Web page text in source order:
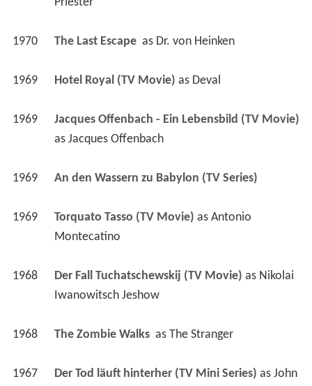
Priester
1970 The Last Escape as Dr. von Heinken
1969 Hotel Royal (TV Movie) as Deval
1969
Jacques Offenbach - Ein Lebensbild (TV Movie)
as Jacques Offenbach
1969 An den Wassern zu Babylon (TV Series)
1969 Torquato Tasso (TV Movie) as Antonio
Montecatino
1968 Der Fall Tuchatschewskij (TV Movie) as Nikolai
Iwanowitsch Jeshow
1968 The Zombie Walks as The Stranger
1967 Der Tod läuft hinterher (TV Mini Series) as John